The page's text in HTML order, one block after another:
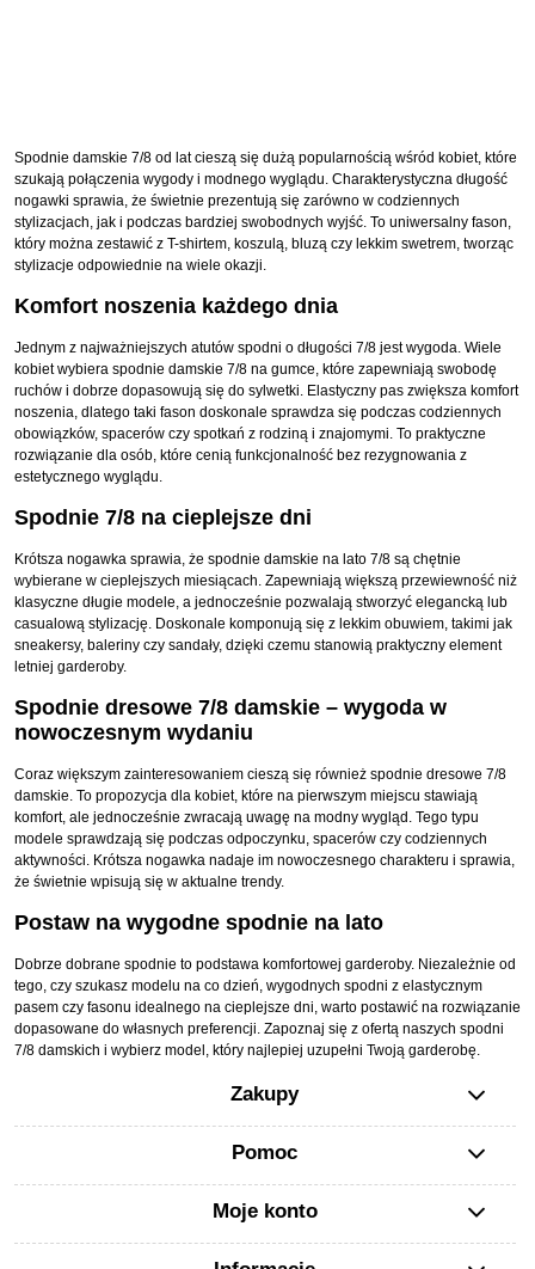
Spodnie damskie 7/8 od lat cieszą się dużą popularnością wśród kobiet, które
szukają połączenia wygody i modnego wyglądu. Charakterystyczna długość
nogawki sprawia, że świetnie prezentują się zarówno w codziennych
stylizacjach, jak i podczas bardziej swobodnych wyjść. To uniwersalny fason,
który można zestawić z T-shirtem, koszulą, bluzą czy lekkim swetrem, tworząc
stylizacje odpowiednie na wiele okazji.
Komfort noszenia każdego dnia
Jednym z najważniejszych atutów spodni o długości 7/8 jest wygoda. Wiele
kobiet wybiera spodnie damskie 7/8 na gumce, które zapewniają swobodę
ruchów i dobrze dopasowują się do sylwetki. Elastyczny pas zwiększa komfort
noszenia, dlatego taki fason doskonale sprawdza się podczas codziennych
obowiązków, spacerów czy spotkań z rodziną i znajomymi. To praktyczne
rozwiązanie dla osób, które cenią funkcjonalność bez rezygnowania z
estetycznego wyglądu.
Spodnie 7/8 na cieplejsze dni
Krótsza nogawka sprawia, że spodnie damskie na lato 7/8 są chętnie
wybierane w cieplejszych miesiącach. Zapewniają większą przewiewność niż
klasyczne długie modele, a jednocześnie pozwalają stworzyć elegancką lub
casualową stylizację. Doskonale komponują się z lekkim obuwiem, takimi jak
sneakersy, baleriny czy sandały, dzięki czemu stanowią praktyczny element
letniej garderoby.
Spodnie dresowe 7/8 damskie – wygoda w
nowoczesnym wydaniu
Coraz większym zainteresowaniem cieszą się również spodnie dresowe 7/8
damskie. To propozycja dla kobiet, które na pierwszym miejscu stawiają
komfort, ale jednocześnie zwracają uwagę na modny wygląd. Tego typu
modele sprawdzają się podczas odpoczynku, spacerów czy codziennych
aktywności. Krótsza nogawka nadaje im nowoczesnego charakteru i sprawia,
że świetnie wpisują się w aktualne trendy.
Postaw na wygodne spodnie na lato
Dobrze dobrane spodnie to podstawa komfortowej garderoby. Niezależnie od
tego, czy szukasz modelu na co dzień, wygodnych spodni z elastycznym
pasem czy fasonu idealnego na cieplejsze dni, warto postawić na rozwiązanie
dopasowane do własnych preferencji. Zapoznaj się z ofertą naszych spodni
7/8 damskich i wybierz model, który najlepiej uzupełni Twoją garderobę.
Zakupy
Pomoc
Moje konto